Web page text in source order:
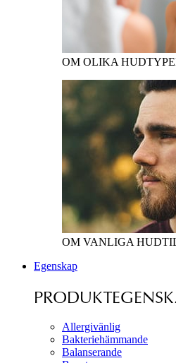
OM OLIKA
OM VANLIGA
Egenskap
Allergivänlig
Bakteriehämmande
Balanserande